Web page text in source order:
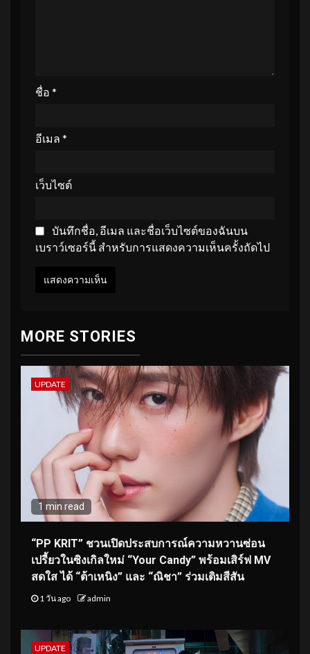
ชื่อ *
อีเมล *
เว็บไซต์
บันทึกชื่อ, อีเมล และชื่อเว็บไซต์ของฉันบน
เบราว์เซอร์นี้ สำหรับการแสดงความเห็นครั้งถัดไป
MORE STORIES
UPDATE
1 min read
“PP KRIT” ชวนเปิดประสบการณ์ความหวานซ่อน
เปรี้ยวในซิงเกิลใหม่ “Your Candy” พร้อมเสิร์ฟ MV
สดใส ได้ “ต้าเหนิง” และ “ณิชา” ร่วมเติมสีสัน
1 วัน ago admin
UPDATE